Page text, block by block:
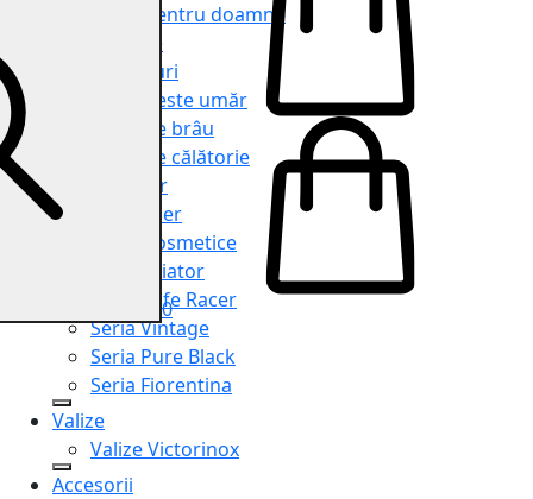
Genți pentru doamne
Serviete
Rucsacuri
Genți peste umăr
Genți de brâu
Genți de călătorie
Shopper
Organiser
Truse cosmetice
Seria Aviator
Seria Cafe Racer
Seria Vintage
Seria Pure Black
Seria Fiorentina
Valize
Valize Victorinox
Accesorii
0